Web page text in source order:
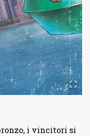
i vincitori si